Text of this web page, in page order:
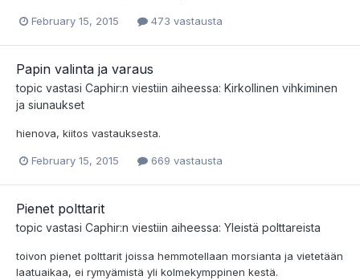
February 15, 2015 473 vastausta
Papin valinta ja varaus
topic vastasi Caphir:n viestiin aiheessa: Kirkollinen vihkiminen
ja siunaukset
hienova, kiitos vastauksesta.
February 15, 2015 669 vastausta
Pienet polttarit
topic vastasi Caphir:n viestiin aiheessa: Yleistä polttareista
toivon pienet polttarit joissa hemmotellaan morsianta ja vietetään
laatuaikaa, ei rymyämistä yli kolmekymppinen kestä.